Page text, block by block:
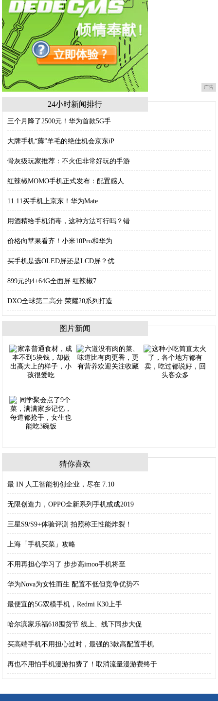
广告
24小时新闻排行
三个月降了2500元！华为首款5G手
大牌手机“薅”羊毛的绝佳机会京东iP
骨灰级玩家推荐：不火但非常好玩的手游
红辣椒MOMO手机正式发布：配置感人
11.11买手机上京东！华为Mate
用酒精给手机消毒，这种方法可行吗？错
价格向苹果看齐！小米10Pro和华为
买手机是选OLED屏还是LCD屏？优
899元的4+64G全面屏 红辣椒7
DXO全球第二高分 荣耀20系列打造
图片新闻
猜你喜欢
最 IN 人工智能初创企业，尽在 7.10
无限创造力，OPPO全新系列手机或成2019
三星S9/S9+体验评测 拍照称王性能炸裂！
上海「手机买菜」攻略
不用再担心学习了 步步高imoo手机将至
华为Nova为女性而生 配置不低但竞争优势不
最便宜的5G双模手机，Redmi K30上手
哈尔滨家乐福618囤货节 线上、线下同步大促
买高端手机不用担心过时，最强的3款高配置手机
再也不用怕手机漫游扣费了！取消流量漫游费终于